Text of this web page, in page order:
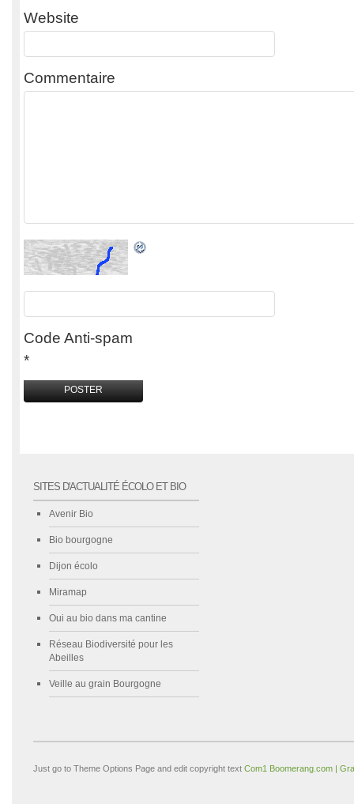
Website
Commentaire
Code Anti-spam
*
SITES D'ACTUALITÉ ÉCOLO ET BIO
Avenir Bio
Bio bourgogne
Dijon écolo
Miramap
Oui au bio dans ma cantine
Réseau Biodiversité pour les
Abeilles
Veille au grain Bourgogne
Just go to Theme Options Page and edit copyright text Com1 Boomerang.com |